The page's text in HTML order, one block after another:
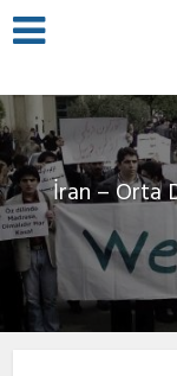
İran – Orta